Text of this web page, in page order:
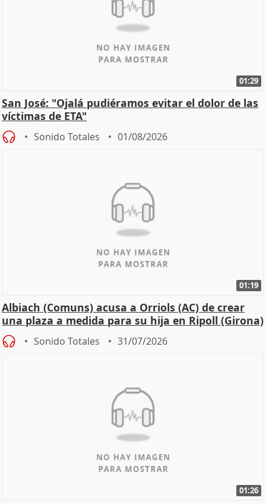
01:29
San José: "Ojalá pudiéramos evitar el dolor de las
víctimas de ETA"
Sonido Totales 01/08/2026
01:19
Albiach (Comuns) acusa a Orriols (AC) de crear
una plaza a medida para su hija en Ripoll (Girona)
Sonido Totales 31/07/2026
01:26